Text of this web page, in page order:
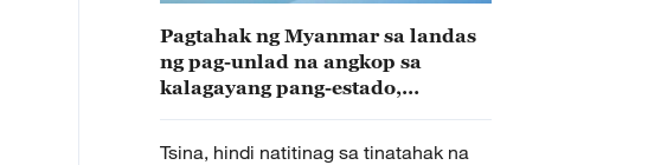
Pagtahak ng Myanmar sa landas
ng pag-unlad na angkop sa
kalagayang pang-estado,
Tsina, hindi natitinag sa tinatahak na